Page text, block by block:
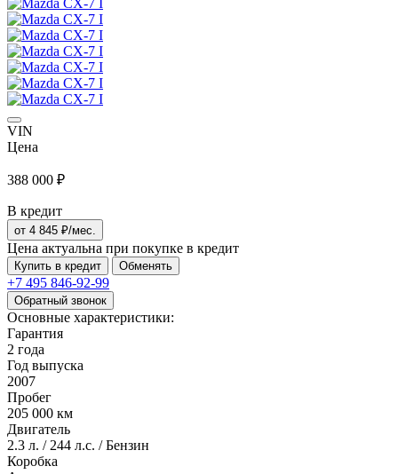
VIN
Цена
388 000 ₽
В кредит
от 4 845 ₽/мес.
Цена актуальна при покупке в кредит
Купить в кредит Обменять
+7 495 846-92-99
Обратный звонок
Основные характеристики:
Гарантия
2 года
Год выпуска
2007
Пробег
205 000 км
Двигатель
2.3 л. / 244 л.с. / Бензин
Коробка